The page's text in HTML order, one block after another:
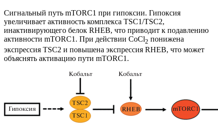
Сигнальный путь mTORC1 при гипоксии. Гипоксия
увеличивает активность комплекса TSC1/TSC2,
инактивирующего белок RHEB, что приводит к подавлению
активности mTORC1. При действии CoCl2 понижена
экспрессия TSC2 и повышена экспрессия RHEB, что может
объяснять активацию пути mTORC1.